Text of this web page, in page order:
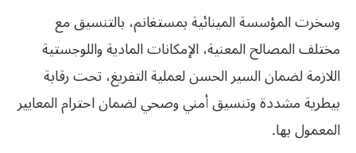
وسخرت المؤسسة المينائية بمستغانم، بالتنسيق مع
مختلف المصالح المعنية، الإمكانات المادية واللوجستية
اللازمة لضمان السير الحسن لعملية التفريغ، تحت رقابة
بيطرية مشددة وتنسيق أمني وصحي لضمان احترام المعايير
المعمول بها.